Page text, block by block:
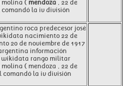
molina ( mendoza , 22 de
la iv división
roca predecesor josé
nacimiento 22 de
20 de noviembre de 1917
información
wikidata rango militar
( mendoza , 22 de
comandó la iv división